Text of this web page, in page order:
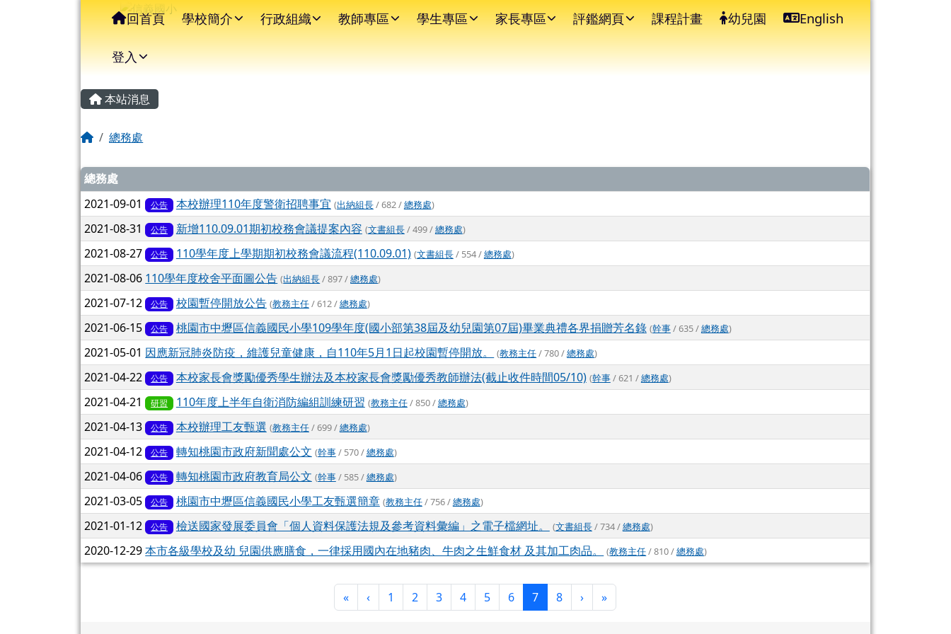
信義國小 ⏸
導覽列
回首頁 學校簡介 行政組織 教師專區 學生專區 家長專區 評鑑網頁 課程計畫 幼兒園 English
登入
主內容區域
本站消息
回首頁總務處
文章列表
總務處
2021-09-01 公告 本校辦理110年度警衛招聘事宜 (出納組長/ 682 /總務處)
2021-08-31 公告 新增110.09.01期初校務會議提案內容 (文書組長/ 499 /總務處)
2021-08-27 公告 110學年度上學期期初校務會議流程(110.09.01) (文書組長/ 554 /總務處)
2021-08-06 110學年度校舍平面圖公告 (出納組長/ 897 /總務處)
2021-07-12 公告 校園暫停開放公告 (教務主任/ 612 /總務處)
2021-06-15 公告 桃園市中壢區信義國民小學109學年度(國小部第38屆及幼兒園第07屆)畢業典禮各界捐贈芳名錄 (幹事/ 635 /總務處)
2021-05-01 因應新冠肺炎防疫，維護兒童健康，自110年5月1日起校園暫停開放。 (教務主任/ 780 /總務處)
2021-04-22 公告 本校家長會獎勵優秀學生辦法及本校家長會獎勵優秀教師辦法(截止收件時間05/10) (幹事/ 621 /總務處)
2021-04-21 研習 110年度上半年自衛消防編組訓練研習 (教務主任/ 850 /總務處)
2021-04-13 公告 本校辦理工友甄選 (教務主任/ 699 /總務處)
2021-04-12 公告 轉知桃園市政府新聞處公文 (幹事/ 570 /總務處)
2021-04-06 公告 轉知桃園市政府教育局公文 (幹事/ 585 /總務處)
2021-03-05 公告 桃園市中壢區信義國民小學工友甄選簡章 (教務主任/ 756 /總務處)
2021-01-12 公告 檢送國家發展委員會「個人資料保護法規及參考資料彙編」之電子檔網址。 (文書組長/ 734 /總務處)
2020-12-29本市各級學校及幼 兒園供應膳食，一律採用國內在地豬肉、牛肉之生鮮食材 及其加工肉品。 (教務主任/ 810 /總務處)
«第一頁
‹上一頁
1 2 3 4 5 6 7(目前頁次)
8 ›下一頁
»最後頁
頁尾區域